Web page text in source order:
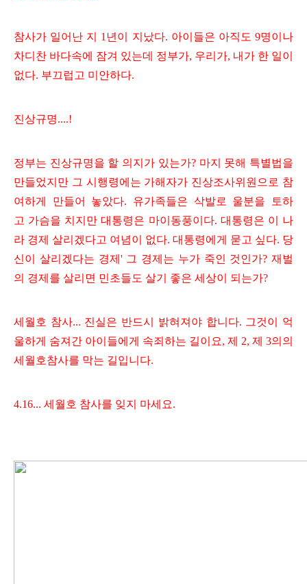
참사가 일어난 지 1년이 지났다. 아이들은 아직도 9명이나
차디찬 바다속에 잠겨 있는데 정부가, 우리가, 내가 한 일이
없다. 부끄럽고 미안하다.
진상규명....!
정부는 진상규명을 할 의지가 있는가? 마지 못해 특별법을
만들었지만 그 시행령에는 가해자가 진상조사위원으로 참
여하게 만들어 놓았다. 유가족들은 삭발로 울분을 토하
고 가슴을 치지만 대통령은 마이동풍이다. 대통령은 이 나
라 경제 살리겠다고 여념이 없다. 대통령에게 묻고 싶다. 당
신이 살리겠다는 경제' 그 경제는 누가 죽인 것인가? 재벌
의 경제를 살리면 민초들도 살기 좋은 세상이 되는가?
세월호 참사... 진실은 반드시 밝혀져야 합니다. 그것이 억
울하게 숨져간 아이들에게 속죄하는 길이요, 제 2, 제 3의의
세월호참사를 막는 길입니다.
4.16... 세월호 참사를 잊지 마세요.